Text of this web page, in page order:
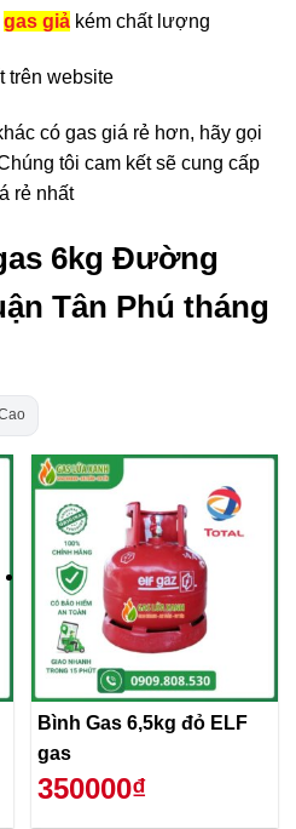
gas giả kém chất lượng
trên website
có gas giá rẻ hơn, hãy gọi
tôi cam kết sẽ cung cấp
rẻ nhất
6kg Đường
Tân Phú tháng
Bình Gas 6,5kg đỏ ELF
gas
350000₫